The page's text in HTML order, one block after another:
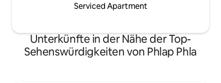
Serviced Apartment
Unterkünfte in der Nähe der Top-
Sehenswürdigkeiten von Phlap Phla